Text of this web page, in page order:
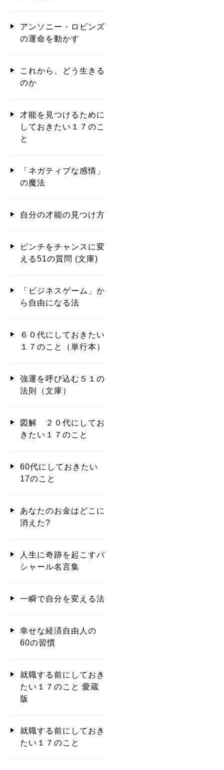
アンソニー・ロビンズ
の運命を動かす
これから、どう生きる
のか
才能を見つけるために
しておきたい１７のこ
と
「ネガティブな感情」
の魔法
自分の才能の見つけ方
ピンチをチャンスに変
える51の質問 (文庫)
「ビジネスゲーム」か
ら自由になる法
６０代にしておきたい
１７のこと（単行本）
強運を呼び込む５１の
法則（文庫）
図解 ２０代にしてお
きたい１７のこと
60代にしておきたい
17のこと
あなたのお金はどこに
消えた?
人生に奇跡を起こすバ
シャール名言集
一瞬で自分を変える法
幸せな経済自由人の
60の習慣
就職する前にしておき
たい１７のこと 愛蔵
版
就職する前にしておき
たい１７のこと